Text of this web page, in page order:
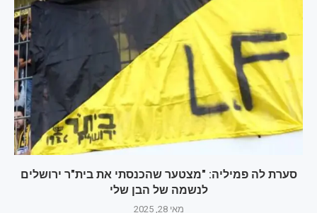
סערת לה פמיליה: "מצטער שהכנסתי את בית"ר ירושלים
לנשמה של הבן שלי
מאי 28, 2025